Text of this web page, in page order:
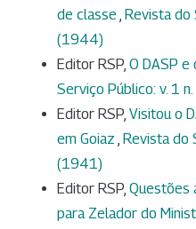
de classe , Revista do
(1944)
Editor RSP, O DASP e
Serviço Público: v. 1
Editor RSP, Visitou o
em Goiaz , Revista do
(1941)
Editor RSP, Questões
para Zelador do